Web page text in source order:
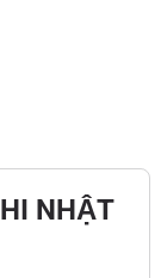
NHẬT